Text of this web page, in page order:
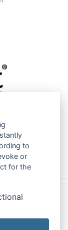
to
or
for the